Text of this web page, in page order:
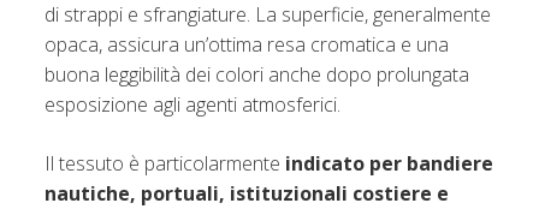
di strappi e sfrangiature. La superficie, generalmente
opaca, assicura un’ottima resa cromatica e una
buona leggibilità dei colori anche dopo prolungata
esposizione agli agenti atmosferici.
Il tessuto è particolarmente indicato per bandiere
nautiche, portuali, istituzionali costiere e